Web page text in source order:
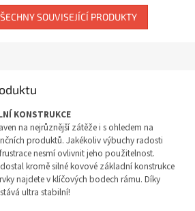
SOUVISEJÍCÍ PRODUKTY
KONSTRUKCE
na nejrůznější zátěže i s ohledem na
produktů. Jakékoliv výbuchy radosti
nesmí ovlivnit jeho použitelnost.
kromě silné kovové základní konstrukce
najdete v klíčových bodech rámu. Díky
ultra stabilní!